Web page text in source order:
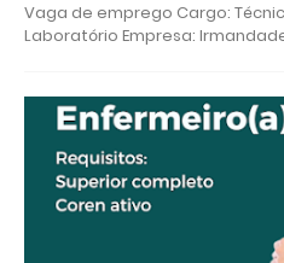
Vaga de emprego Cargo:
Laboratório Empresa: